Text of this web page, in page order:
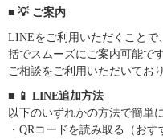
■ 💡 ご案内
LINEをご利用いただくことで
括でスムーズにご案内可能で
ご相談をご利用いただいてお
■ 📱 LINE追加方法
以下のいずれかの方法で簡単
・QRコードを読み取る（おす